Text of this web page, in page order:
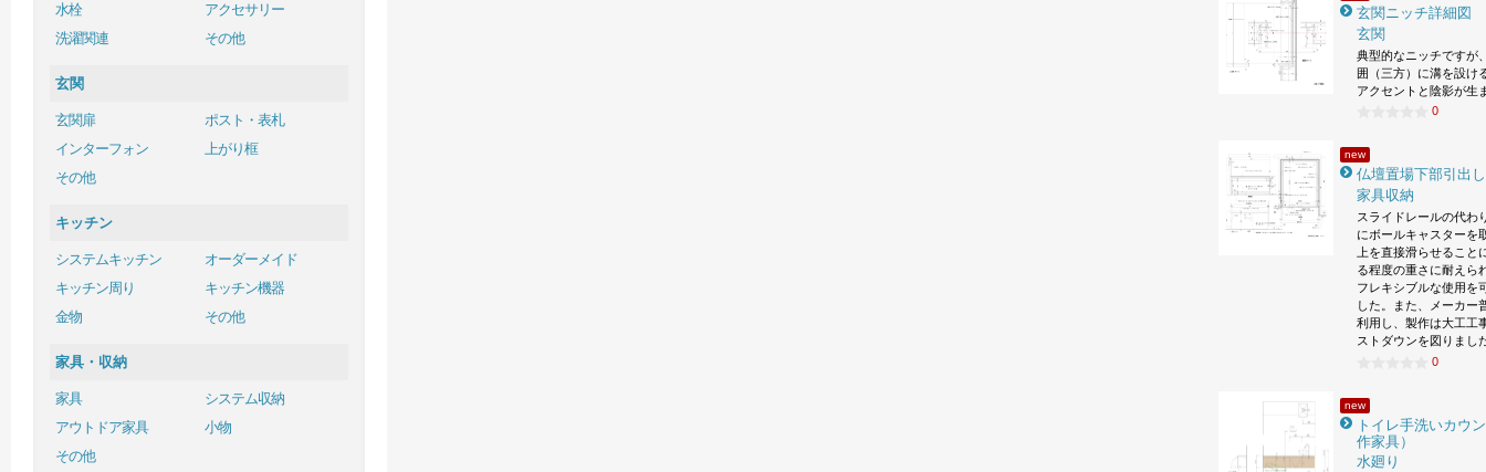
水栓
アクセサリー
洗濯関連
その他
玄関
玄関扉
ポスト・表札
インターフォン
上がり框
その他
キッチン
システムキッチン
オーダーメイド
キッチン周り
キッチン機器
金物
その他
家具・収納
家具
システム収納
アウトドア家具
小物
その他
玄関ニッチ詳細図
玄関
典型的なニッチですが
囲（三方）に溝を設け
アクセントと陰影が生
0
new
仏壇置場下部引出
家具収納
スライドレールの代わ
にボールキャスターを
上を直接滑らせること
る程度の重さに耐えら
フレキシブルな使用を
した。また、メーカー
利用し、製作は大工工
ストダウンを図りまし
0
new
トイレ手洗いカウ
作家具）
水廻り